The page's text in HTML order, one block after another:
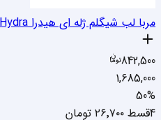
مربا لب شیگلم ژله ای هیدرا Hydra رنگ Fig Flirt
842,500
1,685,000
50%
4قسط
۲۶٬۷۰۰ تومان